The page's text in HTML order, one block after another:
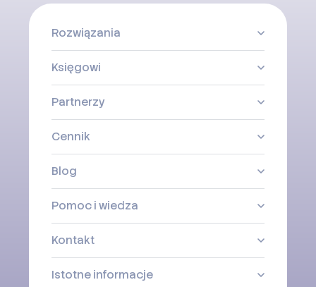
Rozwiązania
Księgowi
Partnerzy
Cennik
Blog
Pomoc i wiedza
Kontakt
Istotne informacje